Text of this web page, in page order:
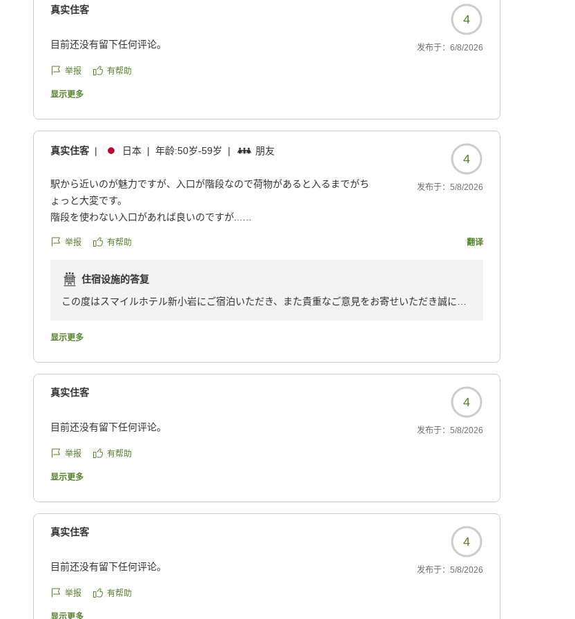
真实住客
4
目前还没有留下任何评论。 发布于： 6/8/2026
举报 有帮助
显示更多
真实住客 | 日本 | 年龄:50岁-59岁 | 朋友
4
駅から近いのが魅力ですが、入口が階段なので荷物があると入るまでがち
ょっと大変です。
階段を使わない入口があれば良いのですが...
https://review.travel.rakuten.co.jp/hotel/voice/18938?
发布于： 5/8/2026
举报 有帮助 翻译
住宿设施的答复
この度はスマイルホテル新小岩にご宿泊いただき、また貴重なご意見をお寄せいただき誠にあ
当館の裏口にはスロープをご利用いただける入口をご用意しております。ご到着の際にフロン
トまでお声がけいただけましたら、スタッフがご案内いたしますので、お荷物が多い場合や階
段の利用が難しい場合には、どうぞお気軽にお申し付けください。
今回いただいたご意見は、今後ご利用いただくお客様へのご案内方法を見直す参考とさせてい
ただきます。より安心して快適にご利用いただけるホテルを目指して努めてまいりますので、
また機会がございましたらぜひお越しくださいませ。スタッフ一同、心よりお待ちしておりま
す。
显示更多
真实住客
4
目前还没有留下任何评论。 发布于： 5/8/2026
举报 有帮助
显示更多
真实住客
4
目前还没有留下任何评论。 发布于： 5/8/2026
举报 有帮助
显示更多